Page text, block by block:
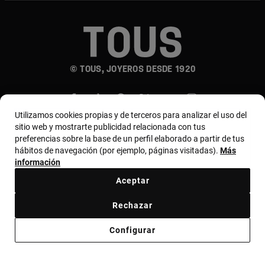
© TOUS, JOYEROS DESDE 1920
País y moneda:Puerto Rico / US Dollar
Bases MYTOUS
Utilizamos cookies propias y de terceros para analizar el uso del
sitio web y mostrarte publicidad relacionada con tus
preferencias sobre la base de un perfil elaborado a partir de tus
hábitos de navegación (por ejemplo, páginas visitadas). Más
información
Configurar
Rechazar
Aceptar